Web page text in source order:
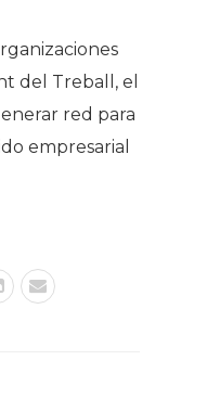
del Treball, el
red para
empresarial